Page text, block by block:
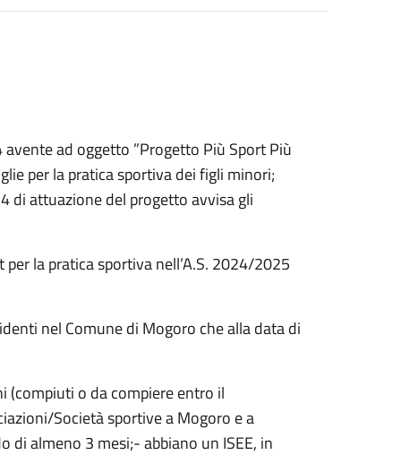
ad oggetto ”Progetto Più Sport Più
per la pratica sportiva dei figli minori;
di attuazione del progetto avvisa gli
la pratica sportiva nell’A.S. 2024/2025
nel Comune di Mogoro che alla data di
(compiuti o da compiere entro il
Società sportive a Mogoro e a
di almeno 3 mesi;- abbiano un ISEE, in